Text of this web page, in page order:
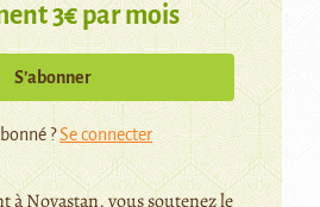
3€ par mois
S’abonner
?Se connecter
à Novastan, vous soutenez le